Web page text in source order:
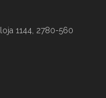
1144, 2780-560